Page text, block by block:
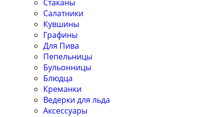
Стаканы
Салатники
Кувшины
Графины
Для Пива
Пепельницы
Бульонницы
Блюдца
Креманки
Ведерки для льда
Аксессуары